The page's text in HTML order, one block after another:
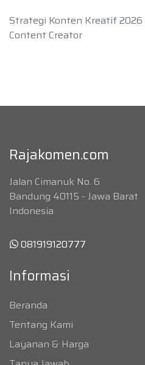
Strategi Konten Kreatif
Content Creator
Rajakomen.com
Jalan Cimanuk No. 6
Bandung 40115 - Jawa Barat
Indonesia
081919120777
Informasi
Beranda
Tentang Kami
Layanan & Harga